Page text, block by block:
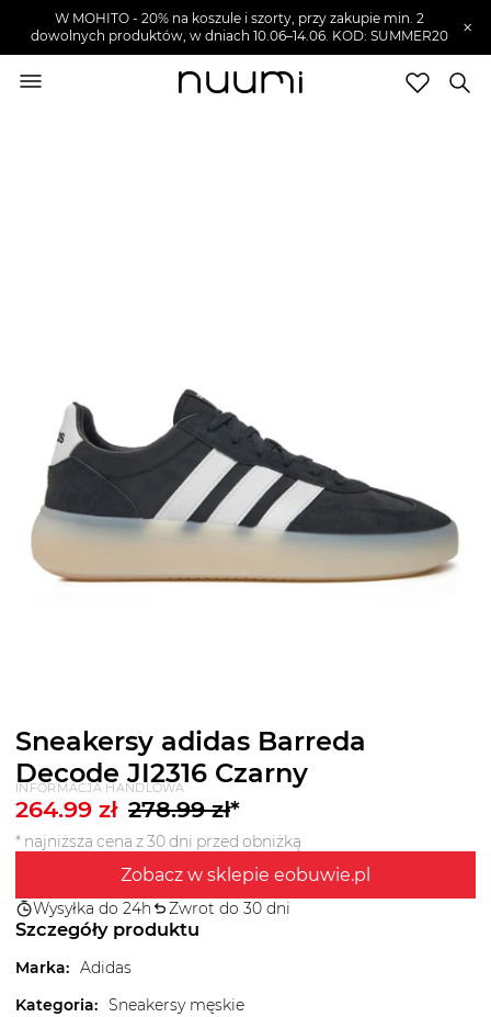
W MOHITO - 20% na koszule i szorty, przy zakupie min. 2
dowolnych produktów, w dniach 10.06–14.06. KOD: SUMMER20
×
Sneakersy adidas Barreda
Decode JI2316 Czarny
INFORMACJA HANDLOWA
264.99 zł 278.99zł*
* najniższa cena z 30 dni przed obniżką
Zobacz w sklepie eobuwie.pl
Wysyłka do 24h Zwrot do 30 dni
Szczegóły produktu
Marka: Adidas
Kategoria: Sneakersy męskie